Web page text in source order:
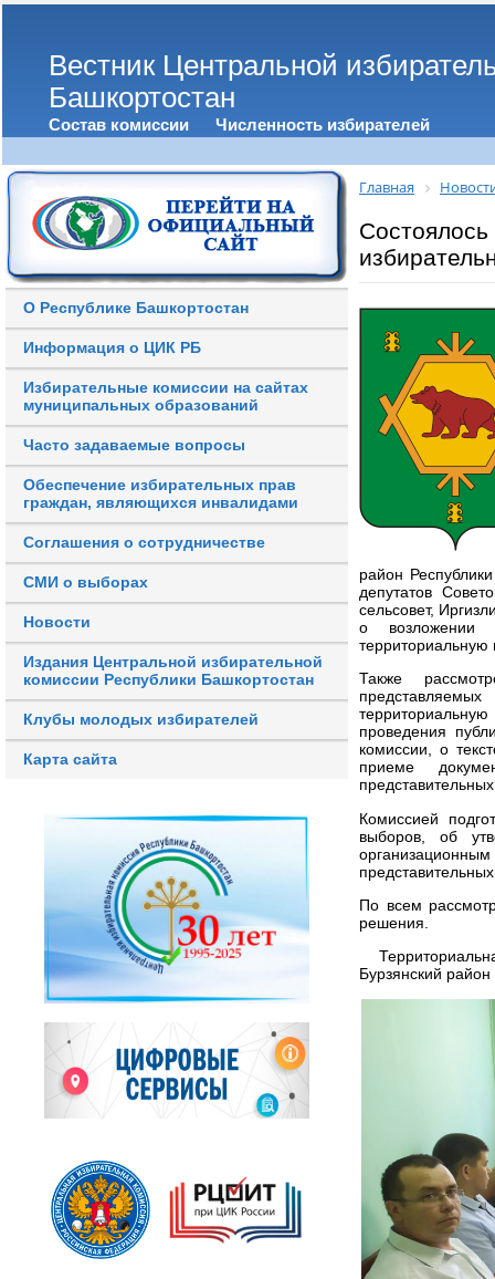
Вестник Центральной
Башкортостан
Состав комиссии Численность избирателей
О Республике Башкортостан
Информация о ЦИК РБ
Избирательные комиссии на сайтах
муниципальных образований
Часто задаваемые вопросы
Обеспечение избирательных прав
граждан, являющихся инвалидами
Соглашения о сотрудничестве
СМИ о выборах
Новости
Издания Центральной избирательной
комиссии Республики Башкортостан
Клубы молодых избирателей
Карта сайта
Главная
район
депутатов
сельсовет,
о возложении
Также
проведения
комиссии, о
приеме
Комиссией
выборов, об
По всем
решения.
Бурзянский